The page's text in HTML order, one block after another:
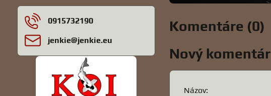
Komentáre (0)
Nový komentár
Názov:
0915732190
jenkie​@jenkie​.eu